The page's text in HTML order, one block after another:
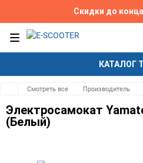
Скидки до
КАТАЛОГ
Смотреть все Производитель
Электросамокат
(Белый)